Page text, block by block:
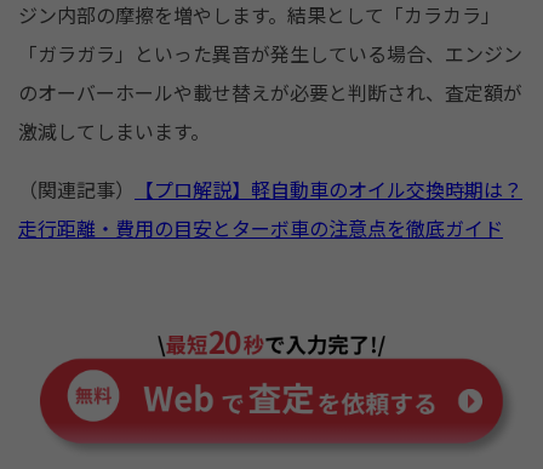
ジン内部の摩擦を増やします。結果として「カラカラ」
「ガラガラ」といった異音が発生している場合、エンジン
のオーバーホールや載せ替えが必要と判断され、査定額が
激減してしまいます。
（関連記事）
【プロ解説】軽自動車のオイル交換時期は？
走行距離・費用の目安とターボ車の注意点を徹底ガイド